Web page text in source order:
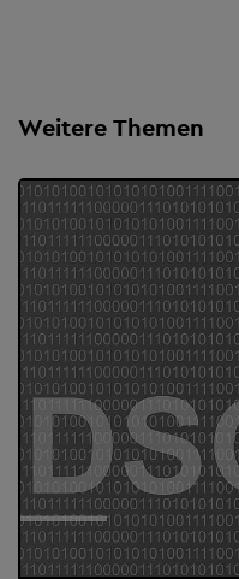
Weitere Themen